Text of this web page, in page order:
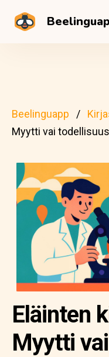
Beelinguapp
Myytti vai
Eläinten
Myytti